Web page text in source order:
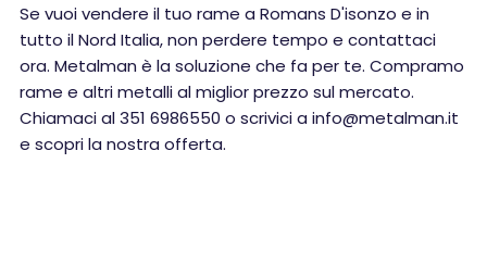
Se vuoi vendere il tuo rame a Romans D'isonzo e in
tutto il Nord Italia, non perdere tempo e contattaci
ora. Metalman è la soluzione che fa per te. Compramo
rame e altri metalli al miglior prezzo sul mercato.
Chiamaci al 351 6986550 o scrivici a info@metalman.it
e scopri la nostra offerta.